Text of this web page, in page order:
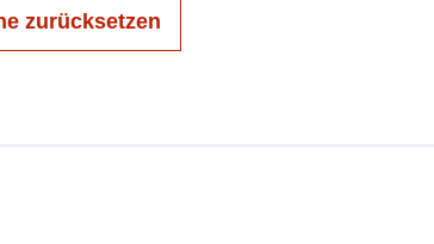
zurücksetzen